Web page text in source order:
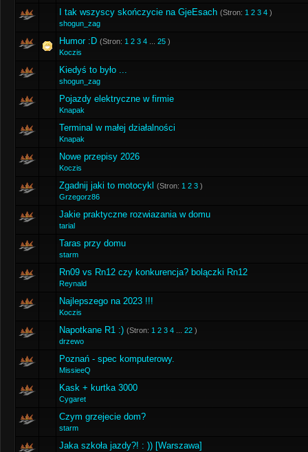
I tak wszyscy skończycie na GjeEsach (Stron: 1 2 3 4 )
shogun_zag
Humor :D (Stron: 1 2 3 4 25 )
Koczis
Kiedyś to było ...
shogun_zag
Pojazdy elektryczne w firmie
Knapak
Terminal w małej działalności
Knapak
Nowe przepisy 2026
Koczis
Zgadnij jaki to motocykl (Stron: 1 2 3 )
Grzegorz86
Jakie praktyczne rozwiazania w domu
tarial
Taras przy domu
starm
Rn09 vs Rn12 czy konkurencja? bolączki Rn12
Reynald
Najlepszego na 2023 !!!
Koczis
Napotkane R1 :) (Stron: 1 2 3 4 22 )
drzewo
Poznań - spec komputerowy.
MissieeQ
Kask + kurtka 3000
Cygaret
Czym grzejecie dom?
starm
Jaka szkoła jazdy?! : )) [Warszawa]